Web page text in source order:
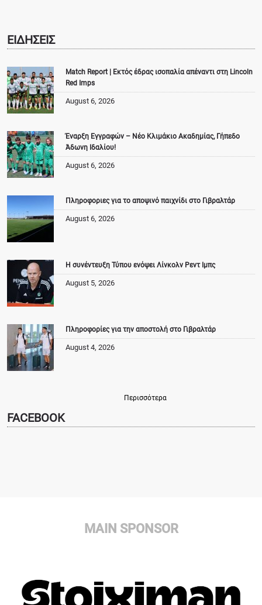
ΕΙΔΗΣΕΙΣ
Match Report | Εκτός έδρας ισοπαλία απέναντι στη Lincoln
Red Imps
August 6, 2026
Έναρξη Εγγραφών – Νέο Κλιμάκιο Ακαδημίας, Γήπεδο
Άδωνη Ιδαλίου!
August 6, 2026
Πληροφοριες για το αποψινό παιχνίδι στο Γιβραλτάρ
August 6, 2026
Η συνέντευξη Τύπου ενόψει Λίνκολν Ρεντ Ιμπς
August 5, 2026
Πληροφορίες για την αποστολή στο Γιβραλτάρ
August 4, 2026
Περισσότερα
FACEBOOK
MAIN SPONSOR